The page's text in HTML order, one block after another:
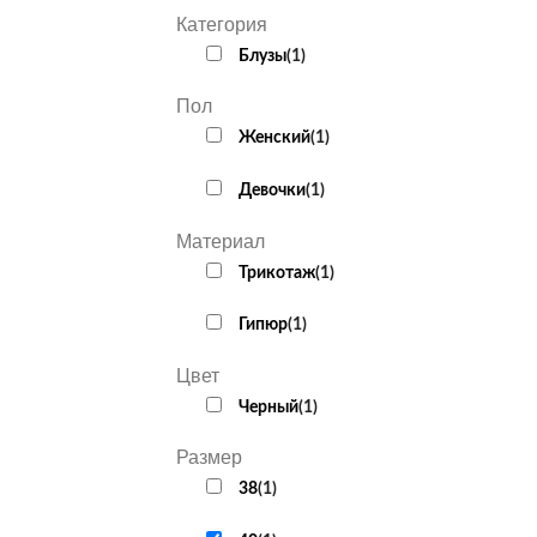
Категория
Блузы(1)
Пол
Женский(1)
Девочки(1)
Материал
Трикотаж(1)
Гипюр(1)
Цвет
Черный(1)
Размер
38(1)